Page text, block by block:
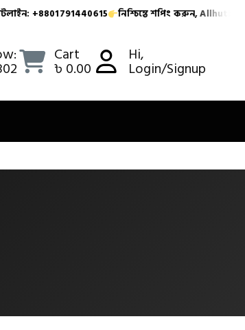
নিশ্চিন্তে শপিং করুন, Allhutbazarbd
অন ডেলিভারি সুবিধাসার্ভিস টাইম: সকাল ১০টা
Cart
৳ 0.00
Hi,
Login/Signup